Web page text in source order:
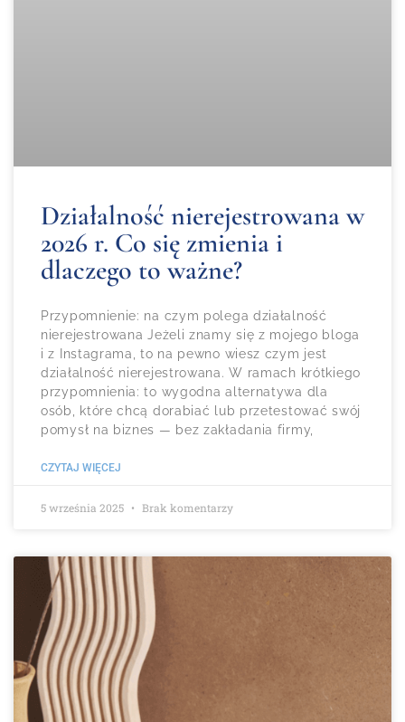
Działalność nierejestrowana w
2026 r. Co się zmienia i
dlaczego to ważne?
Przypomnienie: na czym polega działalność
nierejestrowana Jeżeli znamy się z mojego bloga
i z Instagrama, to na pewno wiesz czym jest
działalność nierejestrowana. W ramach krótkiego
przypomnienia: to wygodna alternatywa dla
osób, które chcą dorabiać lub przetestować swój
pomysł na biznes — bez zakładania firmy,
CZYTAJ WIĘCEJ
5 września 2025 Brak komentarzy